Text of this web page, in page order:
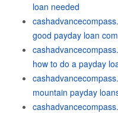
loan needed
good payday loan
how to do a payday
mountain payday